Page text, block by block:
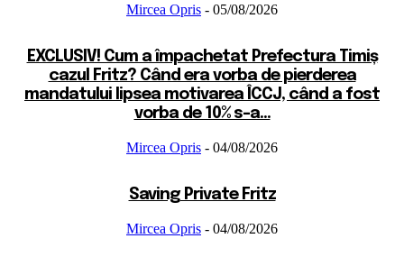
Mircea Opris - 05/08/2026
EXCLUSIV! Cum a împachetat Prefectura Timiș
cazul Fritz? Când era vorba de pierderea
mandatului lipsea motivarea ÎCCJ, când a fost
vorba de 10% s-a...
Mircea Opris - 04/08/2026
Saving Private Fritz
Mircea Opris - 04/08/2026